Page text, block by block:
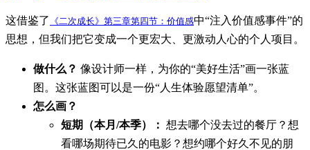
这借鉴了 《二次成长》第三章第四节：价值感中“注入价值感事件”的
思想，但我们把它变成一个更宏大、更激动人心的个人项目。
做什么？ 像设计师一样，为你的“美好生活”画一张蓝
图。这张蓝图可以是一份“人生体验愿望清单”。
怎么画？
短期（本月/本季）： 想去哪个没去过的餐厅？想
看哪场期待已久的电影？想约哪个好久不见的朋